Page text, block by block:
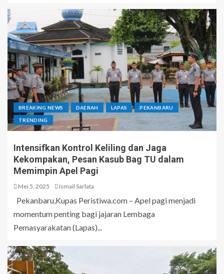
BREAKING NEWS DAERAH LAPAS PEKANBARU
TRENDING
Intensifkan Kontrol Keliling dan Jaga
Kekompakan, Pesan Kasub Bag TU dalam
Memimpin Apel Pagi
Mei 5, 2025 Ismail Sarlata
Pekanbaru,Kupas Peristiwa.com – Apel pagi menjadi
momentum penting bagi jajaran Lembaga
Pemasyarakatan (Lapas)...